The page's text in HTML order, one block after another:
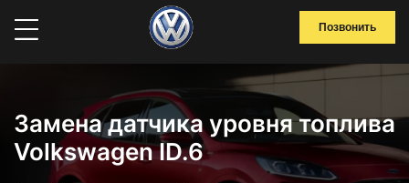
Позвонить
Замена датчика уровня топлива
Volkswagen ID.6